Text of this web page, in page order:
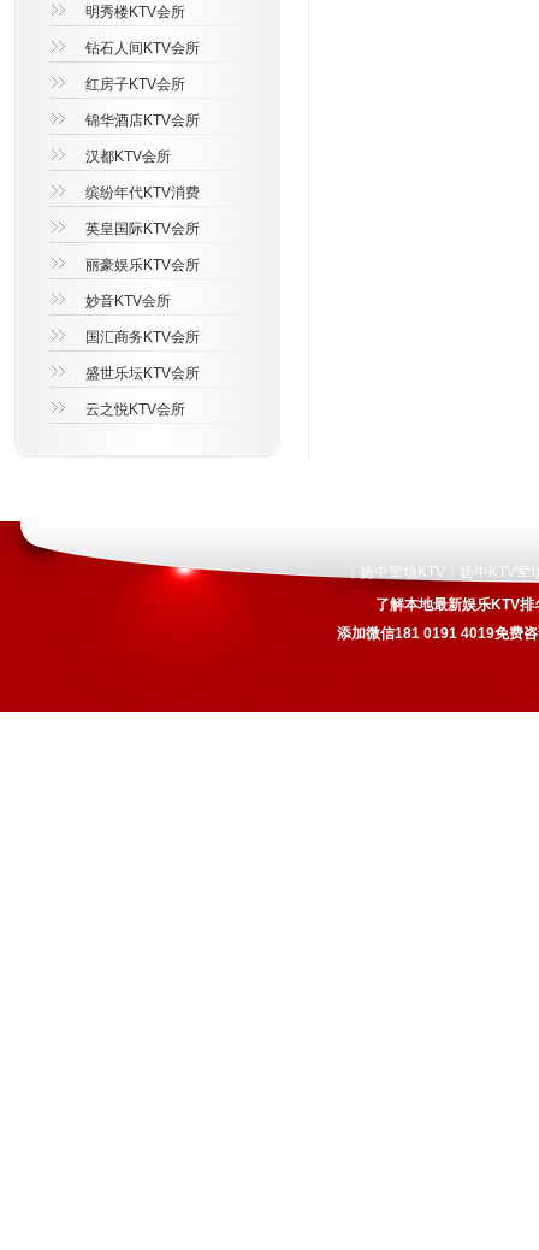
明秀楼KTV会所
钻石人间KTV会所
红房子KTV会所
锦华酒店KTV会所
汉都KTV会所
缤纷年代KTV消费
英皇国际KTV会所
丽豪娱乐KTV会所
妙音KTV会所
国汇商务KTV会所
盛世乐坛KTV会所
云之悦KTV会所
扬中荤场KTV
扬中KTV荤
了解本地最新娱乐KTV
添加微信181 0191 4019免费